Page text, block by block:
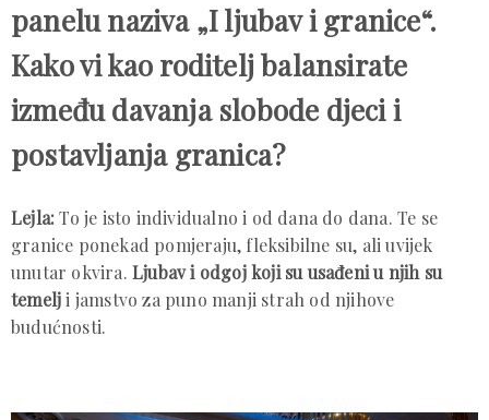
panelu naziva „I ljubav i granice“.
Kako vi kao roditelj balansirate
između davanja slobode djeci i
postavljanja granica?
Lejla:To je isto individualno i od dana do dana. Te se
granice ponekad pomjeraju, fleksibilne su, ali uvijek
unutar okvira. Ljubav i odgoj koji su usađeni u njih su
temelji jamstvo za puno manji strah od njihove
budućnosti.